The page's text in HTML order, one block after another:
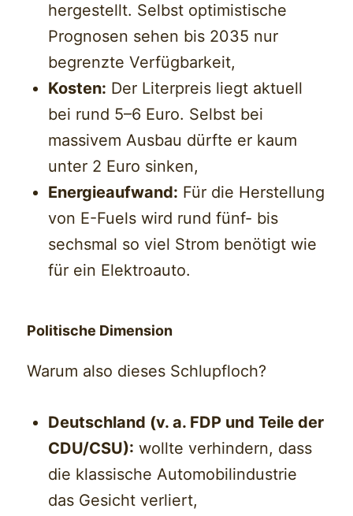
hergestellt. Selbst optimistische
Prognosen sehen bis 2035 nur
begrenzte Verfügbarkeit,
Kosten: Der Literpreis liegt aktuell
bei rund 5–6 Euro. Selbst bei
massivem Ausbau dürfte er kaum
unter 2 Euro sinken,
Energieaufwand: Für die Herstellung
von E-Fuels wird rund fünf- bis
sechsmal so viel Strom benötigt wie
für ein Elektroauto.
Politische Dimension
Warum also dieses Schlupfloch?
Deutschland (v. a. FDP und Teile der
CDU/CSU): wollte verhindern, dass
die klassische Automobilindustrie
das Gesicht verliert,